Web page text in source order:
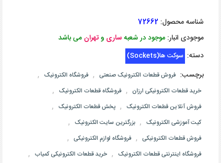
شناسه محصول: 72662
موجودی انبار: موجود در شعبهساری وتهران می باشد
دسته: سوکت ها(Sockets)
برچسب: فروش قطعات الکترونیک صنعتی , فروشگاه الکترونیک ,
خرید قطعات الکترونیکی ارزان , فروشگاه قطعات الکترونیک ,
فروش آنلاین قطعات الکترونیک , پخش قطعات الکترونیک ,
کیت آموزشی الکترونیک , بزرگترین سایت الکترونیک ,
فروش قطعات الکترونیکی , فروشگاه لوازم الکترونیکی ,
فروشگاه اینترنتی قطعات الکترونیک , خرید قطعات الکترونیکی کمیاب ,